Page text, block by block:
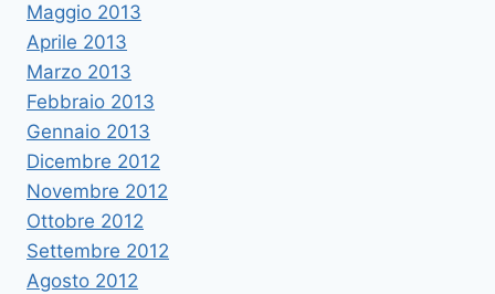
Maggio 2013
Aprile 2013
Marzo 2013
Febbraio 2013
Gennaio 2013
Dicembre 2012
Novembre 2012
Ottobre 2012
Settembre 2012
Agosto 2012